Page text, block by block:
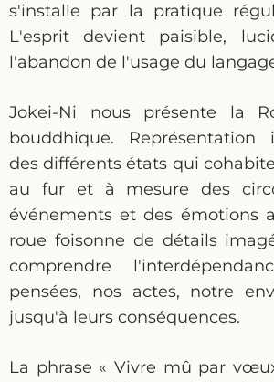
s'installe par la pratique
L'esprit devient paisible,
l'abandon de l'usage du
Jokei-Ni nous présente la
bouddhique. Représentation
des différents états qui
au fur et à mesure des
événements et des émotions
roue foisonne de détails
comprendre
pensées, nos actes, notre
jusqu'à leurs conséquences.
La phrase « Vivre mû par